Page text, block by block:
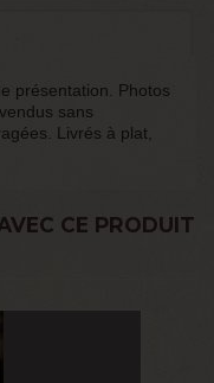
présentation. Photos
sans
Livrés à plat,
CE PRODUIT